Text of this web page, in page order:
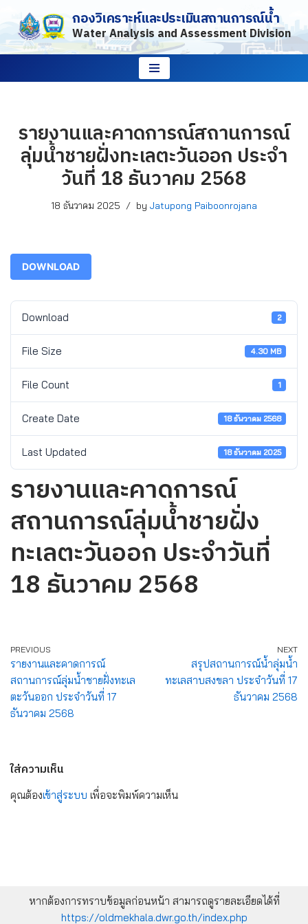
Skip
to
กองวิเคราะห์และประเมินสถานการณ์น้ำ
Water Analysis and Assessment Division
รายงานและคาดการณ์สถานการณ์
ลุ่มน้ำชายฝั่งทะเลตะวันออก ประจำ
วันที่ 18 ธันวาคม 2568
18 ธันวาคม 2025 by Jatupong Paiboonrojana
DOWNLOAD
Download 2
File Size 4.30 MB
File Count 1
Create Date 18 ธันวาคม 2568
Last Updated 18 ธันวาคม 2025
รายงานและคาดการณ์
สถานการณ์ลุ่มน้ำชายฝั่ง
ทะเลตะวันออก ประจำวันที่
18 ธันวาคม 2568
PREVIOUS
รายงานและคาดการณ์
สถานการณ์ลุ่มน้ำชายฝั่งทะเล
ตะวันออก ประจำวันที่ 17
ธันวาคม 2568
NEXT
สรุปสถานการณ์น้ำลุ่มน้ำ
ทะเลสาบสงขลา ประจำวันที่ 17
ธันวาคม 2568
ใส่ความเห็น
คุณต้องเข้าสู่ระบบ เพื่อจะพิมพ์ความเห็น
หากต้องการทราบข้อมูลก่อนหน้า สามารถดูรายละเอียดได้ที่
https://oldmekhala.dwr.go.th/index.php